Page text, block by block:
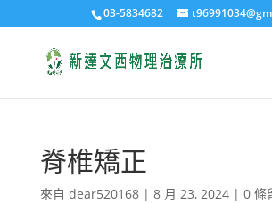
03-5834682
脊椎矯正
來自 dear520168| 8 月 23, 2024| 0 條